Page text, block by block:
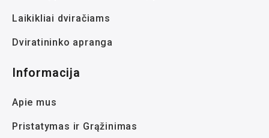
Laikikliai dviračiams
Dviratininko apranga
Informacija
Apie mus
Pristatymas ir Grąžinimas